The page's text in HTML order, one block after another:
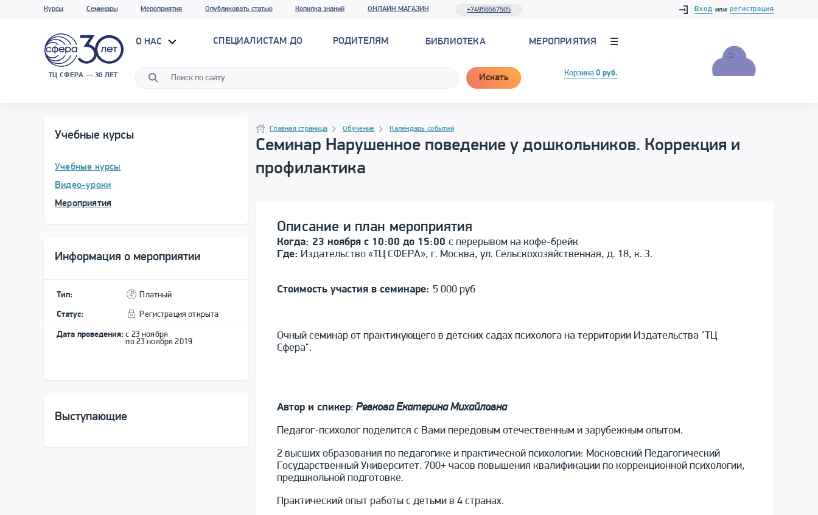
Курсы Семинары Мероприятия Опубликовать статью Копилка знаний ОНЛАЙН МАГАЗИН +74956567505 Вход или регистрация
ТЦ СФЕРА — 30 ЛЕТ
О НАС СПЕЦИАЛИСТАМ ДО РОДИТЕЛЯМ БИБЛИОТЕКА МЕРОПРИЯТИЯ
Искать Корзина 0 руб.
Учебные курсы
Учебные курсы
Видео-уроки
Мероприятия
Информация о мероприятии
Тип: Платный
Статус: Регистрация открыта
Дата проведения: с 23 ноября
по 23 ноября 2019
Выступающие
НавигацияГлавная страница Обучение Календарь событий
Семинар Нарушенное поведение у дошкольников. Коррекция и
профилактика
Описание и план мероприятия
Когда: 23 ноября с 10:00 до 15:00 с перерывом на кофе-брейк
Где: Издательство «ТЦ СФЕРА», г. Москва, ул. Сельскохозяйственная, д. 18, к. 3.
Стоимость участия в семинаре: 5 000 руб
Очный семинар от практикующего в детских садах психолога на территории Издательства "ТЦ
Сфера".
Автор и спикер: Ревкова Екатерина Михайловна
Педагог-психолог поделится с Вами передовым отечественным и зарубежным опытом.
2 высших образования по педагогике и практической психологии: Московский Педагогический
Государственный Университет. 700+ часов повышения квалификации по коррекционной психологии,
предшкольной подготовке.
Практический опыт работы с детьми в 4 странах.